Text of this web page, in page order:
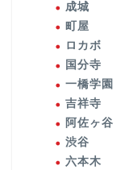
成城
町屋
ロカボ
国分寺
一橋学園
吉祥寺
阿佐ヶ谷
渋谷
六本木